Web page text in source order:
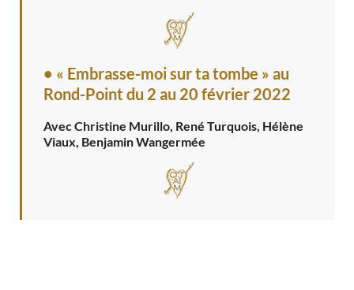
• « Embrasse-moi sur ta tombe » au
Rond-Point du 2 au 20 février 2022
Avec Christine Murillo, René Turquois, Hélène
Viaux, Benjamin Wangermée